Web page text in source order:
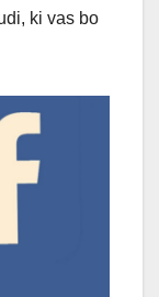
ki vas bo